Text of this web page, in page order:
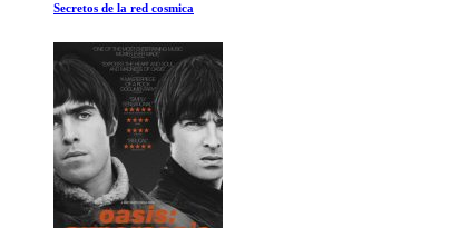
El poder del aroma